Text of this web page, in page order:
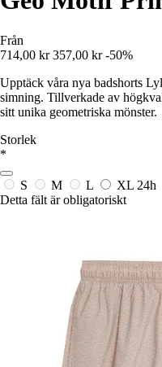
Från
714,00 kr 357,00 kr -50%
Upptäck våra nya badshorts
simning. Tillverkade av
sitt unika geometriska mönster.
Storlek
*
S M L XL 24h
Detta fält är obligatoriskt